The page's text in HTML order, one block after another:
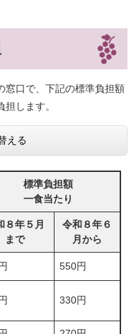
窓口で、下記の標準負担額
します。
える
標準負担額
一食当たり
８年５月
まで
令和８年６
月から
550円
330円